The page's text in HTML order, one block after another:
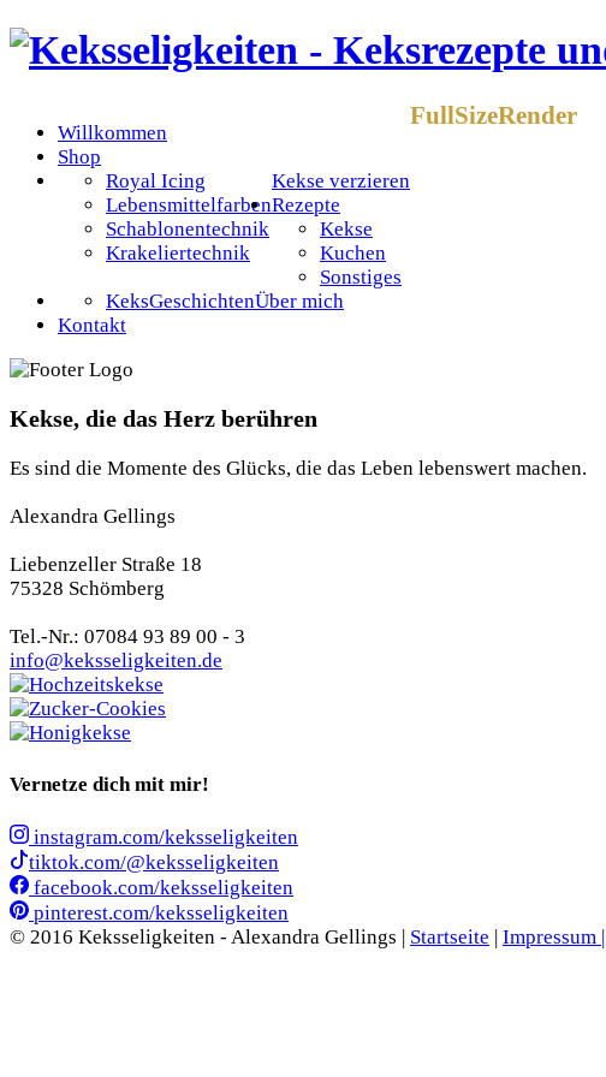
Willkommen
Shop
Kekse verzieren
Royal Icing
Lebensmittelfarben
Schablonentechnik
Krakeliertechnik
Rezepte
Kekse
Kuchen
Sonstiges
Über mich
KeksGeschichten
Kontakt
FullSizeRender
Kekse, die das Herz berühren
Es sind die Momente des Glücks, die das Leben lebenswert machen.
Alexandra Gellings
Liebenzeller Straße 18
75328 Schömberg
Tel.-Nr.: 07084 93 89 00 - 3
info@keksseligkeiten.de
Vernetze dich mit mir!
instagram.com/keksseligkeiten
tiktok.com/@keksseligkeiten
facebook.com/keksseligkeiten
pinterest.com/keksseligkeiten
© 2016 Keksseligkeiten - Alexandra Gellings | Startseite | Impressum |